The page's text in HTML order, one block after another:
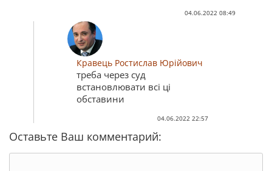
04.06.2022 08:49
Кравець Ростислав Юрійович
треба через суд
встановлювати всі ці
обставини
04.06.2022 22:57
Оставьте Ваш комментарий: